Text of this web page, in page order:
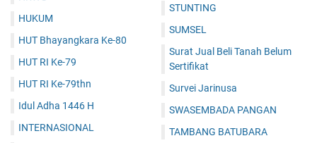
HUKUM
HUT Bhayangkara Ke-80
HUT RI Ke-79
HUT RI Ke-79thn
Idul Adha 1446 H
INTERNASIONAL
STUNTING
SUMSEL
Surat Jual Beli Tanah Belum
Sertifikat
Survei Jarinusa
SWASEMBADA PANGAN
TAMBANG BATUBARA